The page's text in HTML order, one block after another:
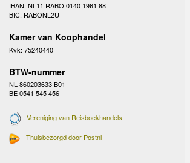
IBAN: NL11 RABO 0140 1961 88
BIC: RABONL2U
Kamer van Koophandel
Kvk: 75240440
BTW-nummer
NL 860203633 B01
BE 0541 545 456
Vereniging van Reisboekhandels
Thuisbezorgd door Postnl